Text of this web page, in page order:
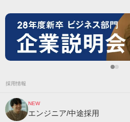
採用情報
NEW
エンジニア/中途採用